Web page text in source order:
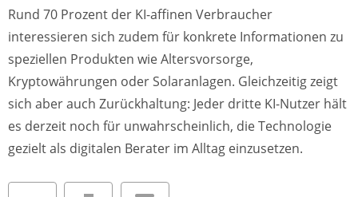
Rund 70 Prozent der KI-affinen Verbraucher
interessieren sich zudem für konkrete Informationen zu
speziellen Produkten wie Altersvorsorge,
Kryptowährungen oder Solaranlagen. Gleichzeitig zeigt
sich aber auch Zurückhaltung: Jeder dritte KI-Nutzer hält
es derzeit noch für unwahrscheinlich, die Technologie
gezielt als digitalen Berater im Alltag einzusetzen.